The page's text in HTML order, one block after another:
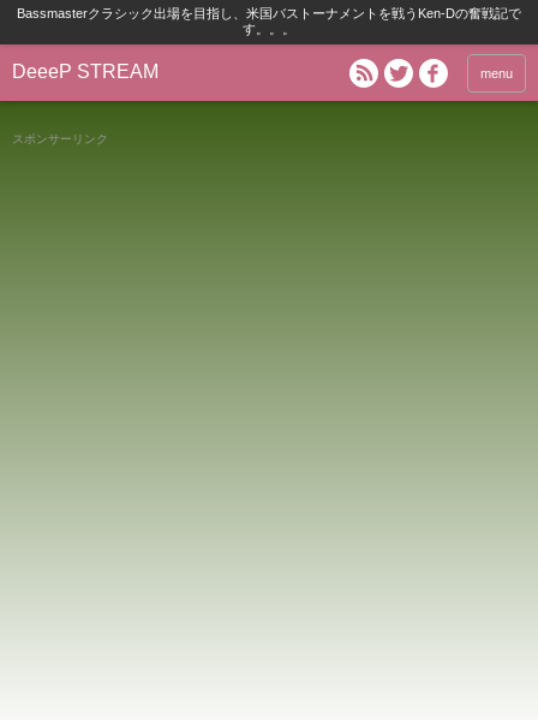
Bassmasterクラシック出場を目指し、米国バストーナメントを戦うKen-Dの奮戦記で
す。。。
DeeeP STREAM menu
スポンサーリンク